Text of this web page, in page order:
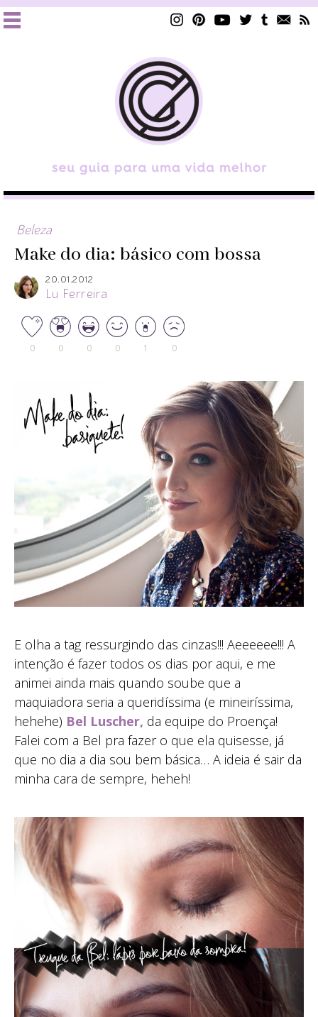
Beleza
Make do dia: básico com bossa
20.01.2012
Lu Ferreira
0 0 0 0 1 0
E olha a tag ressurgindo das cinzas!!! Aeeeeee!!! A
intenção é fazer todos os dias por aqui, e me
animei ainda mais quando soube que a
maquiadora seria a queridíssima (e mineiríssima,
hehehe) Bel Luscher, da equipe do Proença!
Falei com a Bel pra fazer o que ela quisesse, já
que no dia a dia sou bem básica… A ideia é sair da
minha cara de sempre, heheh!